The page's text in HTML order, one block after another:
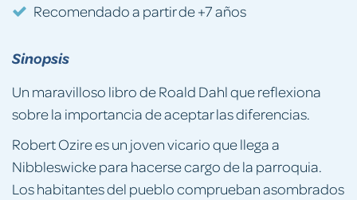
Sinopsis
Un maravilloso libro de Roald Dahl que reflexiona
sobre la importancia de aceptar las diferencias.
Robert Ozire es un joven vicario que llega a
Nibbleswicke para hacerse cargo de la parroquia.
Los habitantes del pueblo comprueban asombrados
Recomendado a partir de +7 años